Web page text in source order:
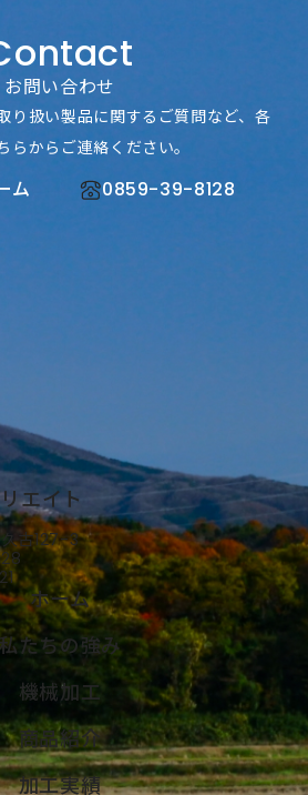
お問い合わせ
扱い製品に関するご質問など、 各
からご連絡ください。
ム 0859-39-8128
エイト
古127-3
ホーム
たちの強み
機械加工
商品紹介
加工実績